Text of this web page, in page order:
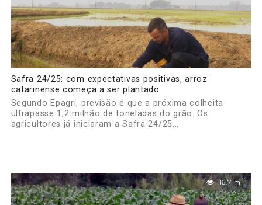
Safra 24/25: com expectativas positivas, arroz
catarinense começa a ser plantado
Segundo Epagri, previsão é que a próxima colheita
ultrapasse 1,2 milhão de toneladas do grão. Os
agricultores já iniciaram a Safra 24/25...
16.7 mil